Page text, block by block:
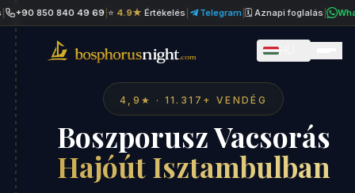
850 840 49 69|⭐4.9★Értékelés| Telegram|🗓 Aznapi foglalás|
4,9★ · 11.317+ VENDÉG
Boszporusz Vacsorás
Hajóút Isztambulban